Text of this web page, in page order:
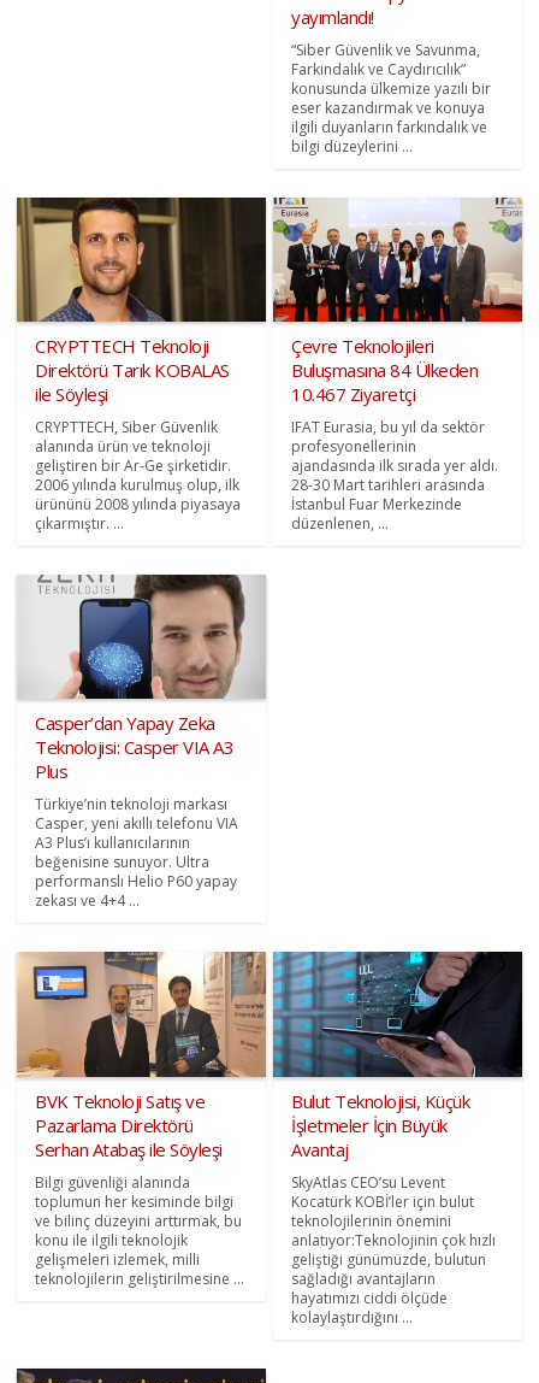
yayımlandı!
“Siber Güvenlik ve Savunma,
Farkındalık ve Caydırıcılık”
konusunda ülkemize yazılı bir
eser kazandırmak ve konuya
ilgili duyanların farkındalık ve
bilgi düzeylerini ...
CRYPTTECH Teknoloji
Direktörü Tarık KOBALAS
ile Söyleşi
CRYPTTECH, Siber Güvenlik
alanında ürün ve teknoloji
geliştiren bir Ar-Ge şirketidir.
2006 yılında kurulmuş olup, ilk
ürününü 2008 yılında piyasaya
çıkarmıştır. ...
Çevre Teknolojileri
Buluşmasına 84 Ülkeden
10.467 Ziyaretçi
IFAT Eurasia, bu yıl da sektör
profesyonellerinin
ajandasında ilk sırada yer aldı.
28-30 Mart tarihleri arasında
İstanbul Fuar Merkezinde
düzenlenen, ...
Casper’dan Yapay Zeka
Teknolojisi: Casper VIA A3
Plus
Türkiye’nin teknoloji markası
Casper, yeni akıllı telefonu VIA
A3 Plus’ı kullanıcılarının
beğenisine sunuyor. Ultra
performanslı Helio P60 yapay
zekası ve 4+4 ...
BVK Teknoloji Satış ve
Pazarlama Direktörü
Serhan Atabaş ile Söyleşi
Bilgi güvenliği alanında
toplumun her kesiminde bilgi
ve bilinç düzeyini arttırmak, bu
konu ile ilgili teknolojik
gelişmeleri izlemek, milli
teknolojilerin geliştirilmesine ...
Bulut Teknolojisi, Küçük
İşletmeler İçin Büyük
Avantaj
SkyAtlas CEO’su Levent
Kocatürk KOBİ’ler için bulut
teknolojilerinin önemini
anlatıyor:Teknolojinin çok hızlı
geliştiği günümüzde, bulutun
sağladığı avantajların
hayatımızı ciddi ölçüde
kolaylaştırdığını ...